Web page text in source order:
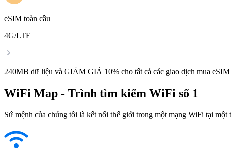
eSIM toàn cầu
4G/LTE
240MB dữ liệu và GIẢM GIÁ 10% cho tất cả các giao dịch mua eSIM
WiFi Map - Trình tìm kiếm WiFi số 1
Sứ mệnh của chúng tôi là kết nối thế giới trong một mạng WiFi tại